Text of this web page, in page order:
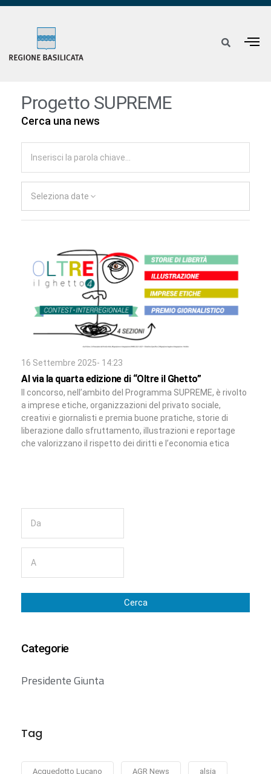
Progetto SUPREME
Cerca una news
Seleziona date
16 Settembre 2025- 14:23
Al via la quarta edizione di “Oltre il Ghetto”
Il concorso, nell’ambito del Programma SUPREME, è rivolto
a imprese etiche, organizzazioni del privato sociale,
creativi e giornalisti e premia buone pratiche, storie di
liberazione dallo sfruttamento, illustrazioni e reportage
che valorizzano il rispetto dei diritti e l’economia etica
Cerca
Categorie
Presidente Giunta
Tag
Acquedotto Lucano AGR News alsia